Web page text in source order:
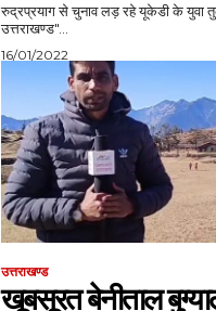
रुद्रप्रयाग से चुनाव लड़ रहे यूकेडी के युवा
उत्तराखण्ड"...
16/01/2022
उत्तराखण्ड
खूबसूरत बेनीताल